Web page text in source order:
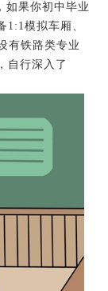
如果你初中毕业
1:1模拟车厢、
有铁路类专业
自行深入了